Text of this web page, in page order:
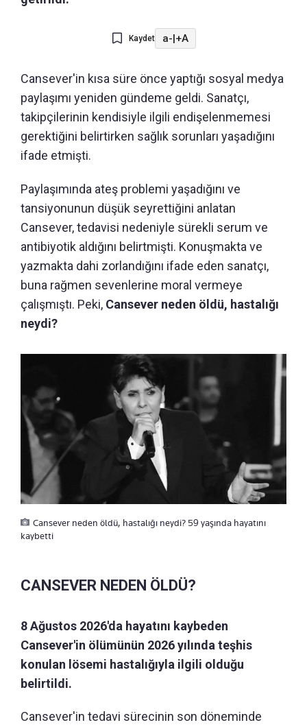
Kaydet a-|+A
Cansever'in kısa süre önce yaptığı sosyal medya
paylaşımı yeniden gündeme geldi. Sanatçı,
takipçilerinin kendisiyle ilgili endişelenmemesi
gerektiğini belirtirken sağlık sorunları yaşadığını
ifade etmişti.
Paylaşımında ateş problemi yaşadığını ve
tansiyonunun düşük seyrettiğini anlatan
Cansever, tedavisi nedeniyle sürekli serum ve
antibiyotik aldığını belirtmişti. Konuşmakta ve
yazmakta dahi zorlandığını ifade eden sanatçı,
buna rağmen sevenlerine moral vermeye
çalışmıştı. Peki, Cansever neden öldü, hastalığı
neydi?
Cansever neden öldü, hastalığı neydi? 59 yaşında hayatını
kaybetti
CANSEVER NEDEN ÖLDÜ?
8 Ağustos 2026'da hayatını kaybeden
Cansever'in ölümünün 2026 yılında teşhis
konulan lösemi hastalığıyla ilgili olduğu
belirtildi.
Cansever'in tedavi sürecinin son döneminde